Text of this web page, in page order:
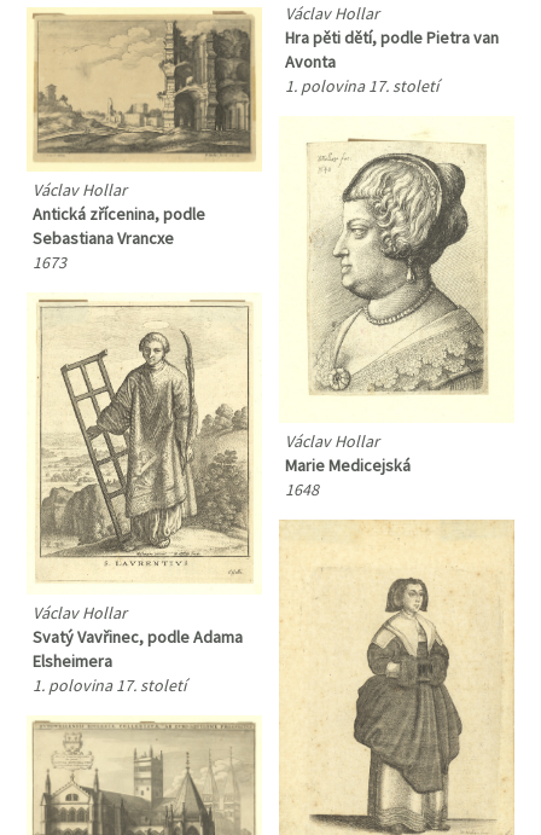
Václav Hollar
Hra pěti dětí, podle Pietra van
Avonta
1. polovina 17. století
Václav Hollar
Antická zřícenina, podle
Sebastiana Vrancxe
1673
Václav Hollar
Marie Medicejská
1648
Václav Hollar
Svatý Vavřinec, podle Adama
Elsheimera
1. polovina 17. století